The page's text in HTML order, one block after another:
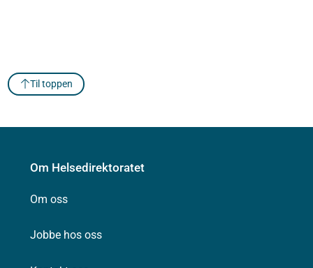
Til toppen
Om Helsedirektoratet
Om oss
Jobbe hos oss